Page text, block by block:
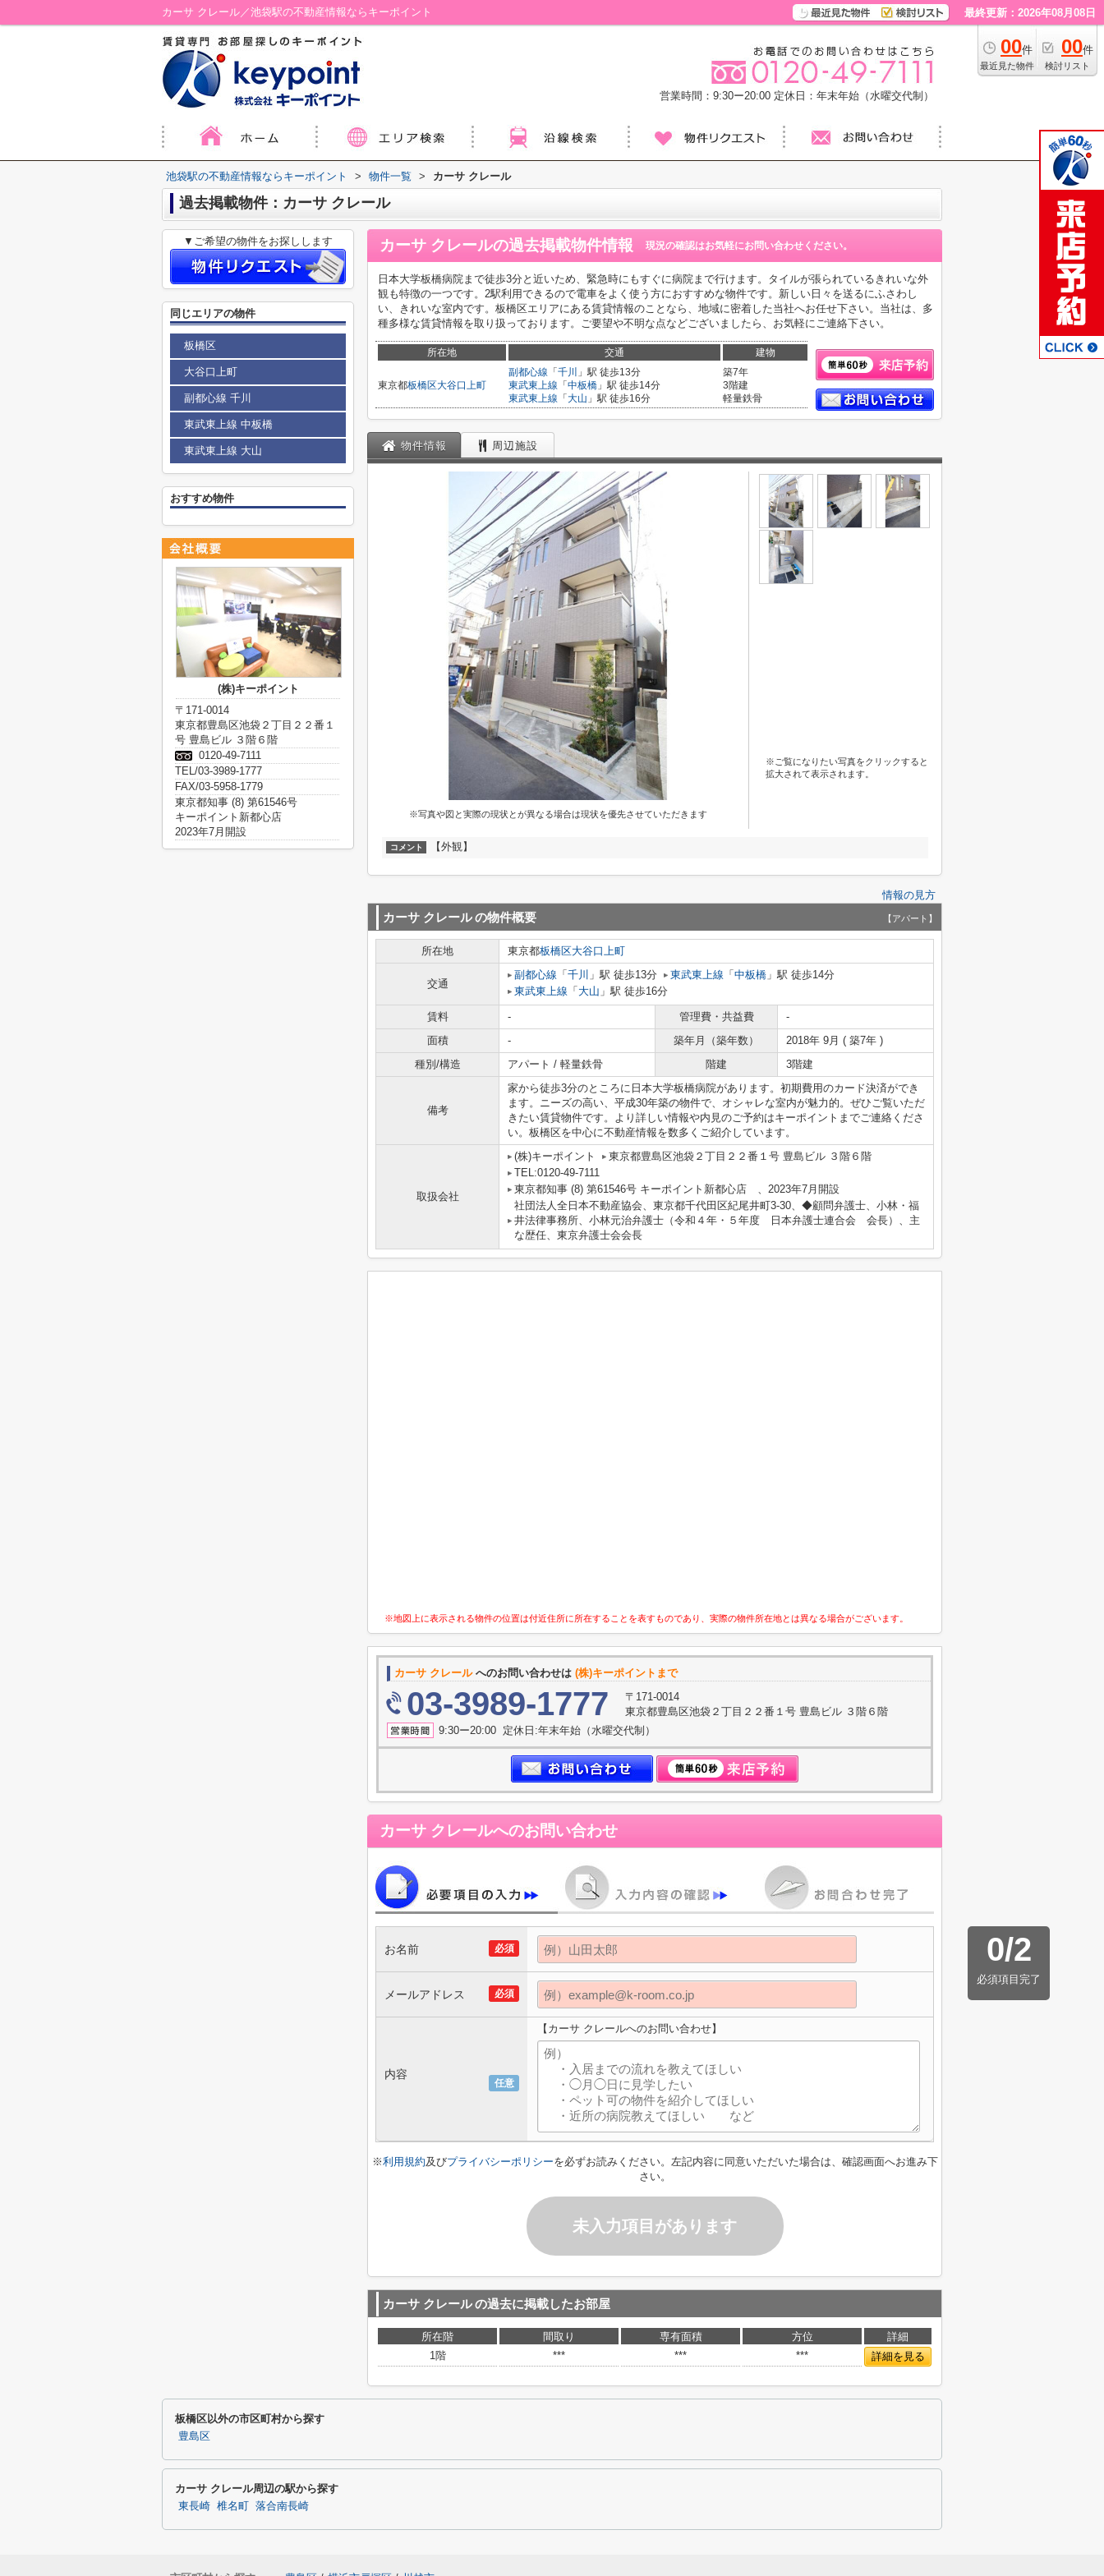
カーサ クレール／池袋駅の不動産情報ならキーポイント 最終更新：2026年08月08日
00件
最近見た物件
00件
検討リスト
営業時間：9:30ー20:00 定休日：年末年始（水曜交代制）
池袋駅の不動産情報ならキーポイント > 物件一覧 > カーサ クレール
過去掲載物件：カーサ クレール
カーサ クレールの過去掲載物件情報 現況の確認はお気軽にお問い合わせください。
日本大学板橋病院まで徒歩3分と近いため、緊急時にもすぐに病院まで行けます。タイルが張られているきれいな外
観も特徴の一つです。2駅利用できるので電車をよく使う方におすすめな物件です。新しい日々を送るにふさわし
い、きれいな室内です。板橋区エリアにある賃貸情報のことなら、地域に密着した当社へお任せ下さい。当社は、多
種多様な賃貸情報を取り扱っております。ご要望や不明な点などございましたら、お気軽にご連絡下さい。
所在地 交通 建物
東京都板橋区大谷口上町
副都心線 「 千川
」駅 徒歩13分
東武東上線 「 中板橋 」駅 徒歩14分
東武東上線 「 大山 」駅 徒歩16分
築7年
3階建
軽量鉄骨
物件情報 周辺施設
※写真や図と実際の現状とが異なる場合は現状を優先させていただきます
※ご覧になりたい写真をクリックすると
拡大されて表示されます。
コメント 【外観】
情報の見方
カーサ クレールの物件概要 【アパート】
所在地 東京都板橋区大谷口上町
交通
副都心線 「 千川 」駅 徒歩13分 東武東上線 「 中板橋 」駅 徒歩14分
東武東上線 「 大山 」駅 徒歩16分
賃料 - 管理費・共益費
-
面積
- 築年月（築年数）
2018年 9月 ( 築7年 )
種別/構造
アパート / 軽量鉄骨 階建 3階建
備考
家から徒歩3分のところに日本大学板橋病院があります。初期費用のカード決済ができ
ます。ニーズの高い、平成30年築の物件で、オシャレな室内が魅力的。ぜひご覧いただ
きたい賃貸物件です。より詳しい情報や内見のご予約はキーポイントまでご連絡くださ
い。板橋区を中心に不動産情報を数多くご紹介しています。
取扱会社
(株)キーポイント
東京都豊島区池袋２丁目２２番１号 豊島ビル ３階６階
TEL:0120-49-7111
東京都知事 (8) 第61546号 キーポイント新都心店 、2023年7月開設
社団法人全日本不動産協会、東京都千代田区紀尾井町3-30、◆顧問弁護士、小林・福
井法律事務所、小林元治弁護士（令和４年・５年度 日本弁護士連合会 会長）、主
な歴任、東京弁護士会会長
※地図上に表示される物件の位置は付近住所に所在することを表すものであり、実際の物件所在地とは異なる場合がございます。
カーサ クレールへのお問い合わせは (株)キーポイントまで
03-3989-1777
〒171-0014
東京都豊島区池袋２丁目２２番１号 豊島ビル ３階６階
9:30ー20:00 定休日:年末年始（水曜交代制）
カーサ クレールへのお問い合わせ
0/2
必須項目完了
必須
お名前
必須
メールアドレス
任意
内容
【カーサ クレールへのお問い合わせ】
※利用規約及びプライバシーポリシーを必ずお読みください。左記内容に同意いただいた場合は、確認画面へお進み下
さい。
未入力項目があります
カーサ クレールの過去に掲載したお部屋
所在階 間取り 専有面積 方位
詳細
1階
*** *** *** 詳細を見る
▼ご希望の物件をお探しします
同じエリアの物件
板橋区
大谷口上町
副都心線 千川
東武東上線 中板橋
東武東上線 大山
おすすめ物件
(株)キーポイント
〒171-0014
東京都豊島区池袋２丁目２２番１
号 豊島ビル ３階６階
0120-49-7111
TEL/03-3989-1777
FAX/03-5958-1779
東京都知事 (8) 第61546号
キーポイント新都心店
2023年7月開設
板橋区以外の市区町村から探す
豊島区
カーサ クレール周辺の駅から探す
東長崎 椎名町 落合南長崎